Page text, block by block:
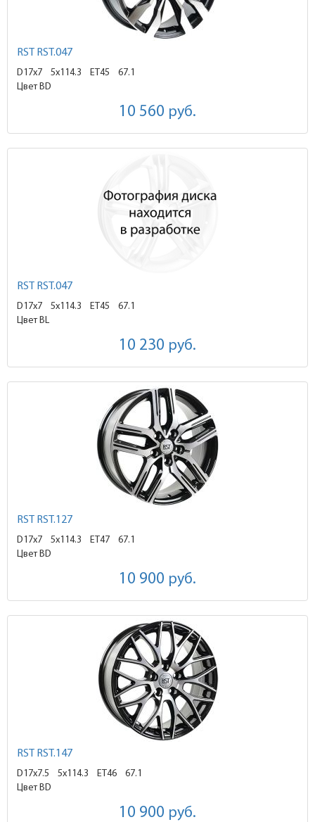
RST RST.047
D17x7 5x114.3 ET45
67.1
Цвет BD
10 560 руб.
RST RST.047
D17x7 5x114.3 ET45
67.1
Цвет BL
10 230 руб.
RST RST.127
D17x7 5x114.3 ET47
67.1
Цвет BD
10 900 руб.
RST RST.147
D17x7.5 5x114.3 ET46
67.1
Цвет BD
10 900 руб.